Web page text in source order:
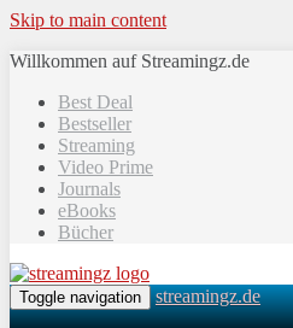
Skip to main content
Willkommen auf Streamingz.de
Best Deal
Bestseller
Streaming
Video Prime
Journals
eBooks
Bücher
Toggle navigation streamingz.de